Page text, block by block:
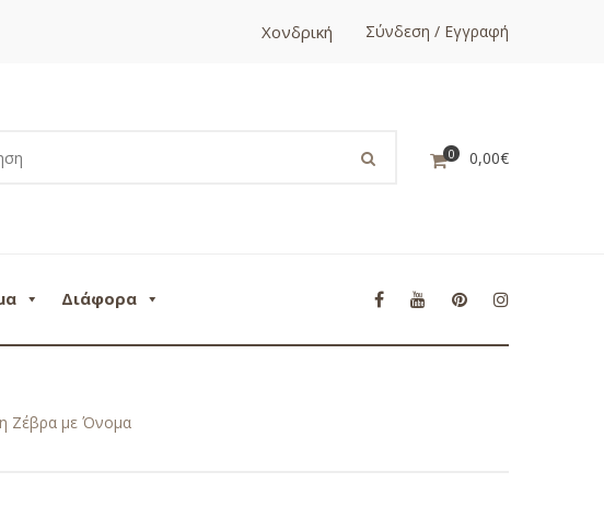
Χονδρική Σύνδεση / Εγγραφή
0 0,00€
Διάφορα
Ζέβρα με Όνομα